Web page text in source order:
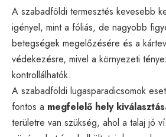
A szabadföldi termesztés kevesebb
igényel, mint a fóliás, de nagyobb
betegségek megelőzésére és a
védekezésre, mivel a környezeti
kontrollálhatók.
A szabadföldi lugasparadicsomok
fontos a megfelelő hely
területre van szükség, ahol a talaj jó